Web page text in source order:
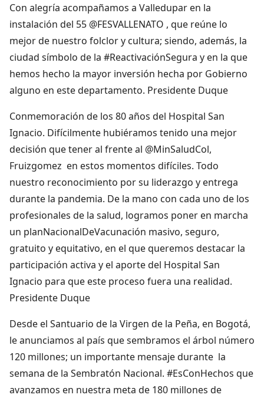
Con alegría acompañamos a Valledupar en la
instalación del 55 @FESVALLENATO , que reúne lo
mejor de nuestro folclor y cultura; siendo, además, la
ciudad símbolo de la #ReactivaciónSegura y en la que
hemos hecho la mayor inversión hecha por Gobierno
alguno en este departamento. Presidente Duque
Conmemoración de los 80 años del Hospital San
Ignacio. Difícilmente hubiéramos tenido una mejor
decisión que tener al frente al @MinSaludCol,
Fruizgomez en estos momentos difíciles. Todo
nuestro reconocimiento por su liderazgo y entrega
durante la pandemia. De la mano con cada uno de los
profesionales de la salud, logramos poner en marcha
un planNacionalDeVacunación masivo, seguro,
gratuito y equitativo, en el que queremos destacar la
participación activa y el aporte del Hospital San
Ignacio para que este proceso fuera una realidad.
Presidente Duque
Desde el Santuario de la Virgen de la Peña, en Bogotá,
le anunciamos al país que sembramos el árbol número
120 millones; un importante mensaje durante la
semana de la Sembratón Nacional. #EsConHechos que
avanzamos en nuestra meta de 180 millones de